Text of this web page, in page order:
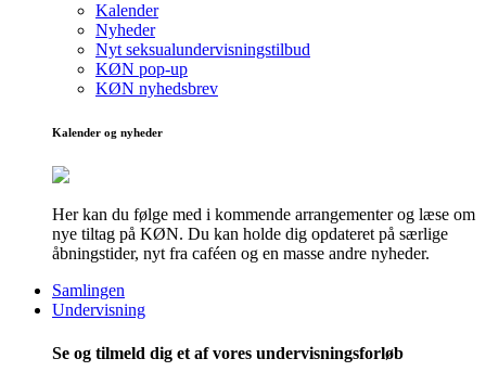
Kalender
Nyheder
Nyt seksualundervisningstilbud
KØN pop-up
KØN nyhedsbrev
Kalender og nyheder
Her kan du følge med i kommende arrangementer og læse om
nye tiltag på KØN. Du kan holde dig opdateret på særlige
åbningstider, nyt fra caféen og en masse andre nyheder.
Samlingen
Undervisning
Se og tilmeld dig et af vores undervisningsforløb